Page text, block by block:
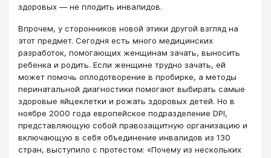
здоровых — не плодить инвалидов.
Впрочем, у сторонников новой этики другой взгляд на
этот предмет. Сегодня есть много медицинских
разработок, помогающих женщинам зачать, выносить
ребенка и родить. Если женщине трудно зачать, ей
может помочь оплодотворение в пробирке, а методы
перинатальной диагностики помогают выбирать самые
здоровые яйцеклетки и рожать здоровых детей. Но в
ноябре 2000 года европейское подразделение DPI,
представляющую собой правозащитную организацию и
включающую в себя объединение инвалидов из 130
стран, выступило с протестом: «Почему из нескольких